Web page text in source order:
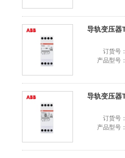
导轨变压器
订货号
产品型号
导轨变压器
订货号
产品型号